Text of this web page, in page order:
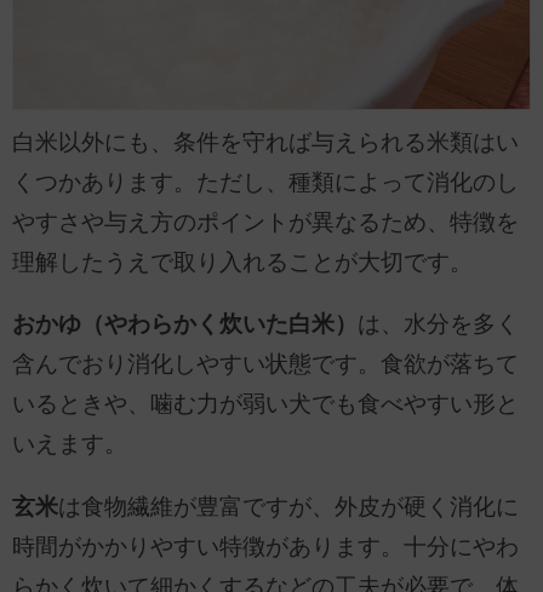
白米以外にも、条件を守れば与えられる米類はい
くつかあります。ただし、種類によって消化のし
やすさや与え方のポイントが異なるため、特徴を
理解したうえで取り入れることが大切です。
おかゆ（やわらかく炊いた白米） は、水分を多く
含んでおり消化しやすい状態です。食欲が落ちて
いるときや、噛む力が弱い犬でも食べやすい形と
いえます。
玄米は食物繊維が豊富ですが、外皮が硬く消化に
時間がかかりやすい特徴があります。十分にやわ
らかく炊いて細かくするなどの工夫が必要で、体